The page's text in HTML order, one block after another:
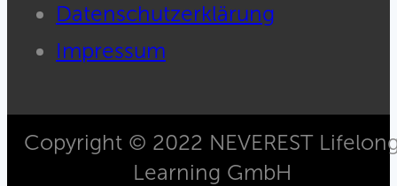
Datenschutzerklärung
Impressum
Copyright © 2022 NEVEREST
Learning GmbH